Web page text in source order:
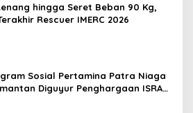
hingga Seret Beban 90 Kg,
Rescuer IMERC 2026
Sosial Pertamina Patra Niaga
Diguyur Penghargaan ISRA